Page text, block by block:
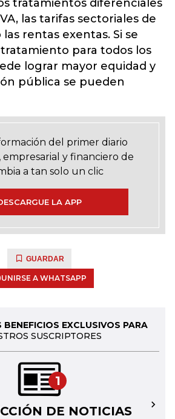
tratamientos diferenciales
las tarifas sectoriales de
rentas exentas. Si se
para todos los
lograr mayor equidad y
pública se pueden
del primer diario
empresarial y financiero de
a tan solo un clic
LA APP
GUARDAR
UNIRSE A WHATSAPP
EXCLUSIVOS PARA
SUSCRIPTORES
1
DE NOTICIAS →